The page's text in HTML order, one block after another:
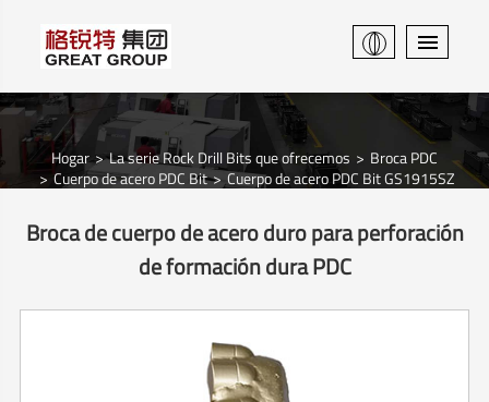
Hogar La serie Rock Drill Bits que ofrecemos
Broca PDC
Cuerpo de acero PDC Bit
Cuerpo de acero PDC Bit GS1915SZ
Broca de cuerpo de acero duro para perforación
de formación dura PDC